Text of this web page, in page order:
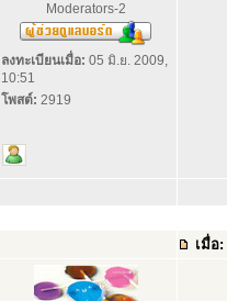
Moderators-2
ลงทะเบียนเมื่อ: 05 มิ.ย. 2009,
10:51
โพสต์: 2919
เมื่อ: